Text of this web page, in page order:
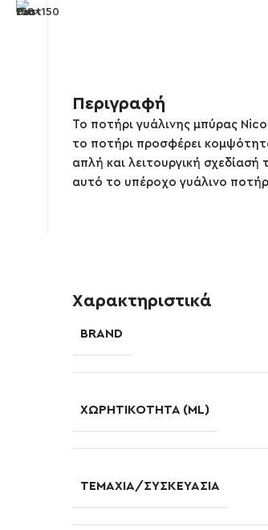
Περιγραφή
Το ποτήρι γυάλινης μπύρας
το ποτήρι προσφέρει
απλή και λειτουργική
αυτό το υπέροχο γυάλινο
Χαρακτηριστικά
BRAND
ΧΩΡΗΤΙΚΌΤΗΤΑ (ML)
ΤΕΜΆΧΙΑ/ΣΥΣΚΕΥΑΣΊΑ